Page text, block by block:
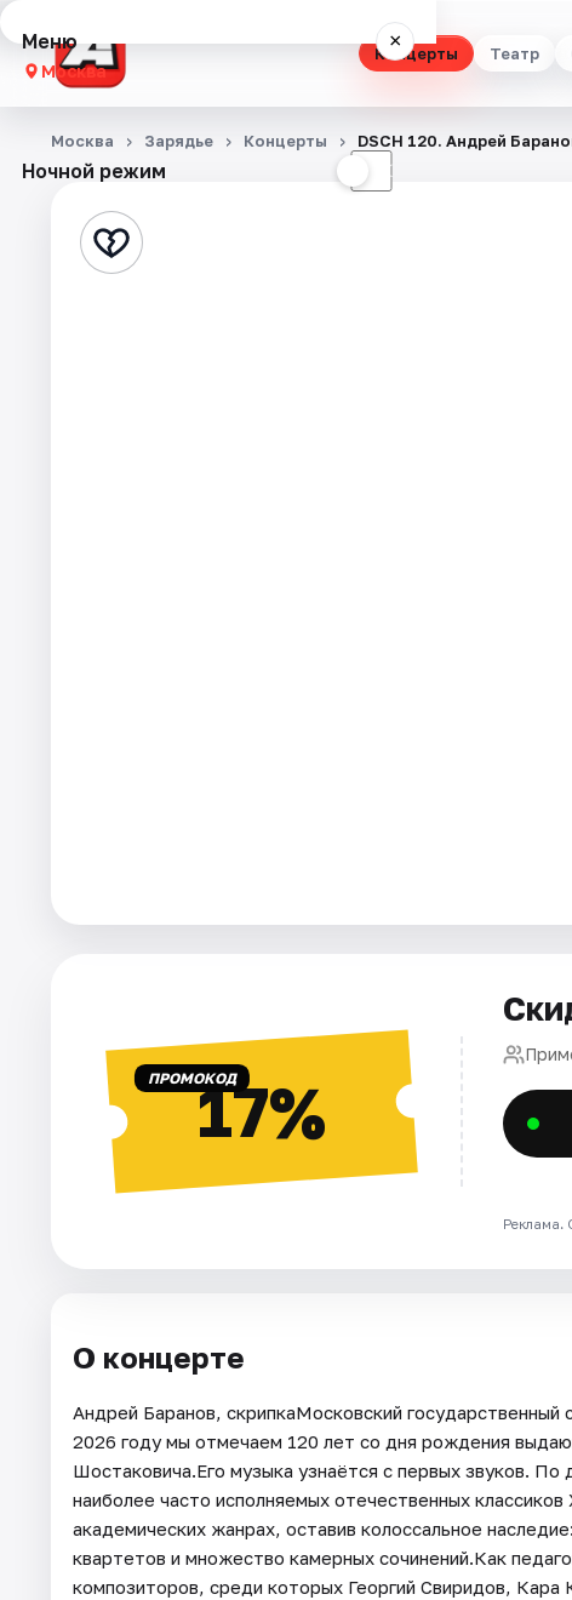
Концерты Театр
Меню ×
Москва
Концерты
Стендап
Ночной режим ☾
Москва Зарядье Концерты DSCH 120. Андрей
ПРОМОКОД17%
О концерте
Андрей Баранов, скрипкаМосковский
2026 году мы отмечаем 120 лет со дня рождения
Шостаковича.Его музыка узнаётся с первых звуков.
наиболее часто исполняемых отечественных
академических жанрах, оставив колоссальное
квартетов и множество камерных сочинений.Как
композиторов, среди которых Георгий Свиридов,